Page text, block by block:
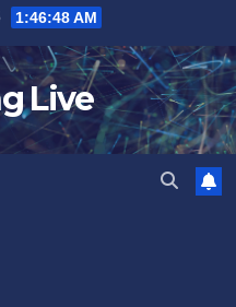
1:46:49 AM
Live